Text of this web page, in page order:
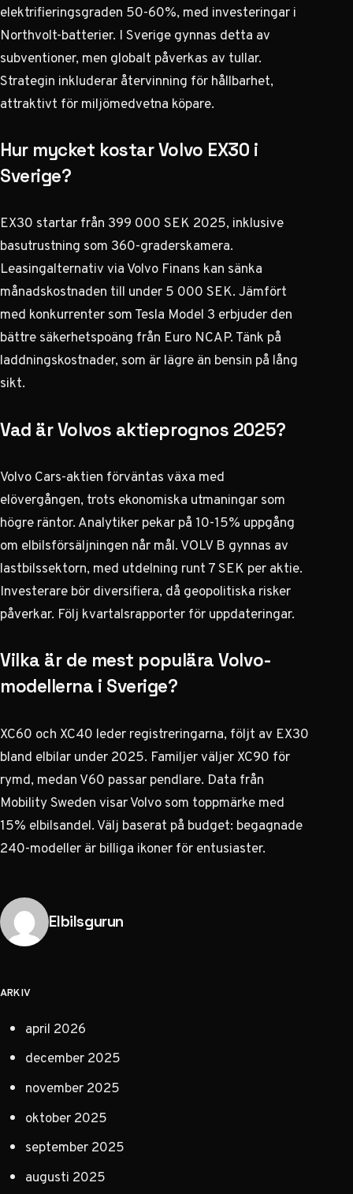
elektrifieringsgraden 50-60%, med investeringar i
Northvolt-batterier. I Sverige gynnas detta av
subventioner, men globalt påverkas av tullar.
Strategin inkluderar återvinning för hållbarhet,
attraktivt för miljömedvetna köpare.
Hur mycket kostar Volvo EX30 i
Sverige?
EX30 startar från 399 000 SEK 2025, inklusive
basutrustning som 360-graderskamera.
Leasingalternativ via Volvo Finans kan sänka
månadskostnaden till under 5 000 SEK. Jämfört
med konkurrenter som Tesla Model 3 erbjuder den
bättre säkerhetspoäng från Euro NCAP. Tänk på
laddningskostnader, som är lägre än bensin på lång
sikt.
Vad är Volvos aktieprognos 2025?
Volvo Cars-aktien förväntas växa med
elövergången, trots ekonomiska utmaningar som
högre räntor. Analytiker pekar på 10-15% uppgång
om elbilsförsäljningen når mål. VOLV B gynnas av
lastbilssektorn, med utdelning runt 7 SEK per aktie.
Investerare bör diversifiera, då geopolitiska risker
påverkar. Följ kvartalsrapporter för uppdateringar.
Vilka är de mest populära Volvo-
modellerna i Sverige?
XC60 och XC40 leder registreringarna, följt av EX30
bland elbilar under 2025. Familjer väljer XC90 för
rymd, medan V60 passar pendlare. Data från
Mobility Sweden visar Volvo som toppmärke med
15% elbilsandel. Välj baserat på budget: begagnade
240-modeller är billiga ikoner för entusiaster.
Publicerad av
Elbilsgurun
ARKIV
april 2026
december 2025
november 2025
oktober 2025
september 2025
augusti 2025